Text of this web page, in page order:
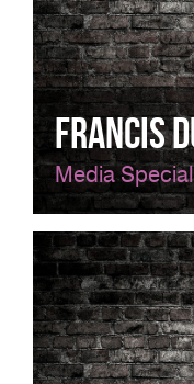
Francis
Media